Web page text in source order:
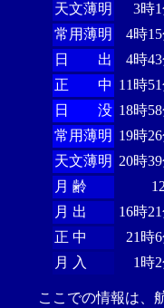
天文薄明
3時
常用薄明
4時
日 出
4時
正 中 11時
日 没 18時
常用薄明 19時
天文薄明 20時
月 齢
月 出
16時
正 中
21時
月 入
1時
ここでの情報は、